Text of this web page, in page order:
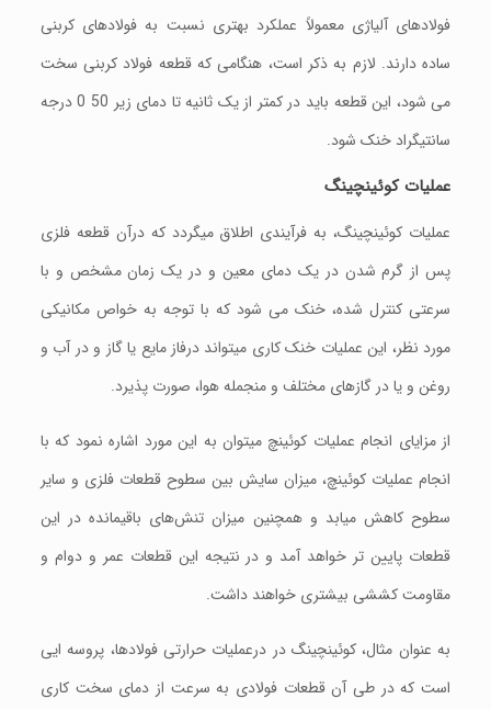
فولادهای آلیاژی معمولاً عملکرد بهتری نسبت به فولادهای کربنی
ساده دارند. لازم به ذکر است، هنگامی که قطعه فولاد کربنی سخت
می شود، این قطعه باید در کمتر از یک ثانیه تا دمای زیر 50 0 درجه
سانتیگراد خنک شود.
عملیاتکوئینچینگ
عملیات کوئینچینگ، به فرآیندی اطلاق میگردد که درآن قطعه فلزی
پس از گرم شدن در یک دمای معین و در یک زمان مشخص و با
سرعتی کنترل شده، خنک می شود که با توجه به خواص مکانیکی
مورد نظر، این عملیات خنک کاری میتواند درفاز مایع یا گاز و در آب و
روغن و یا در گازهای مختلف و منجمله هوا، صورت پذیرد.
از مزایای انجام عملیات کوئینچ میتوان به این مورد اشاره نمود که با
انجام عملیات کوئینچ، میزان سایش بین سطوح قطعات فلزی و سایر
سطوح کاهش میابد و همچنین میزان تنش‌های باقیمانده در این
قطعات پایین‌ تر خواهد آمد و در نتیجه این قطعات عمر و دوام و
مقاومت کششی بیشتری خواهند داشت.
به عنوان مثال، کوئینچینگ در درعملیات حرارتی فولادها، پروسه ایی
است که در طی آن قطعات فولادی به سرعت از دمای سخت کاری